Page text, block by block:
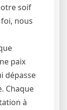
soif
nous
paix
dépasse
Chaque
à